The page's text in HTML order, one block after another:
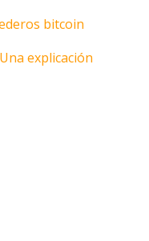
bitcoin
explicación